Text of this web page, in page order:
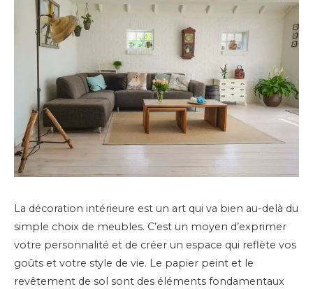
La décoration intérieure est un art qui va bien au-delà du
simple choix de meubles. C’est un moyen d’exprimer
votre personnalité et de créer un espace qui reflète vos
goûts et votre style de vie. Le papier peint et le
revêtement de sol sont des éléments fondamentaux